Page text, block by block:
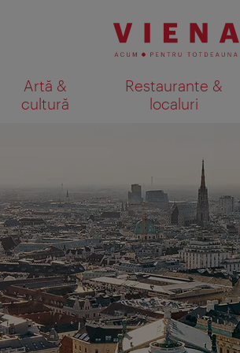
Artă &
cultură
Restaurante &
localuri